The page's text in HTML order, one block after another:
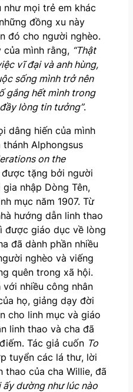
mọi trẻ em khác
đồng xu này
đó cho người nghèo.
mình rằng, “Thật
vĩ đại và anh hùng,
sống mình trở nên
gắng hết mình trong
lòng tin tưởng”.
dâng hiến của mình
Alphongsus
on the
được tặng bởi người
nhập Dòng Tên,
mục năm 1907. Từ
hướng dẫn linh thao
được giáo dục về lòng
đã dành phần nhiều
nghèo và viếng
quên trong xã hội.
nhiều công nhân
họ, giảng dạy đời
cho linh mục và giáo
linh thao và cha đã
Tác giả cuốn To
tuyển các lá thư, lời
thao của cha Willie, đã
ấy dường như lúc nào